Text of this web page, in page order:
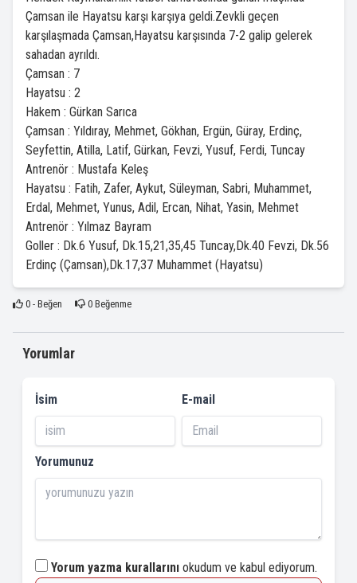
Çamsan ile Hayatsu karşı karşıya geldi.Zevkli geçen
karşılaşmada Çamsan,Hayatsu karşısında 7-2 galip gelerek
sahadan ayrıldı.
Çamsan : 7
Hayatsu : 2
Hakem : Gürkan Sarıca
Çamsan : Yıldıray, Mehmet, Gökhan, Ergün, Güray, Erdinç,
Seyfettin, Atilla, Latif, Gürkan, Fevzi, Yusuf, Ferdi, Tuncay
Antrenör : Mustafa Keleş
Hayatsu : Fatih, Zafer, Aykut, Süleyman, Sabri, Muhammet,
Erdal, Mehmet, Yunus, Adil, Ercan, Nihat, Yasin, Mehmet
Antrenör : Yılmaz Bayram
Goller : Dk.6 Yusuf, Dk.15,21,35,45 Tuncay,Dk.40 Fevzi, Dk.56
Erdinç (Çamsan),Dk.17,37 Muhammet (Hayatsu)
0- Beğen 0Beğenme
Yorumlar
İsim E-mail
Yorumunuz
Yorum yazma kurallarını okudum ve kabul ediyorum.